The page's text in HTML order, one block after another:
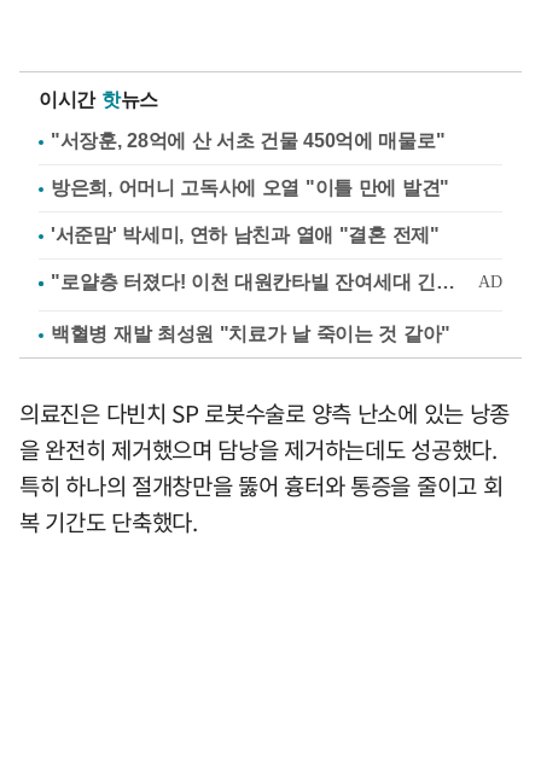
이시간 핫뉴스
"서장훈, 28억에 산 서초 건물 450억에 매물로"
방은희, 어머니 고독사에 오열 "이틀 만에 발견"
'서준맘' 박세미, 연하 남친과 열애 "결혼 전제"
백혈병 재발 최성원 "치료가 날 죽이는 것 같아"
의료진은 다빈치 SP 로봇수술로 양측 난소에 있는 낭종
을 완전히 제거했으며 담낭을 제거하는데도 성공했다.
특히 하나의 절개창만을 뚫어 흉터와 통증을 줄이고 회
복 기간도 단축했다.